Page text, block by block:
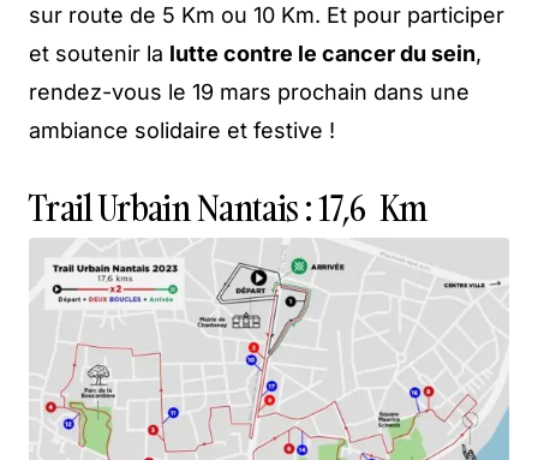
sur route de 5 Km ou 10 Km. Et pour participer
et soutenir la lutte contre le cancer du sein,
rendez-vous le 19 mars prochain dans une
ambiance solidaire et festive !
Trail Urbain Nantais : 17,6 Km